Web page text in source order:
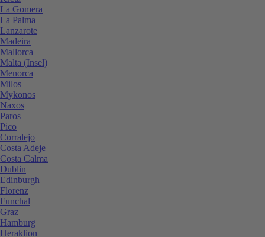
La Gomera
La Palma
Lanzarote
Madeira
Mallorca
Malta (Insel)
Menorca
Milos
Mykonos
Naxos
Paros
Pico
Corralejo
Costa Adeje
Costa Calma
Dublin
Edinburgh
Florenz
Funchal
Graz
Hamburg
Heraklion